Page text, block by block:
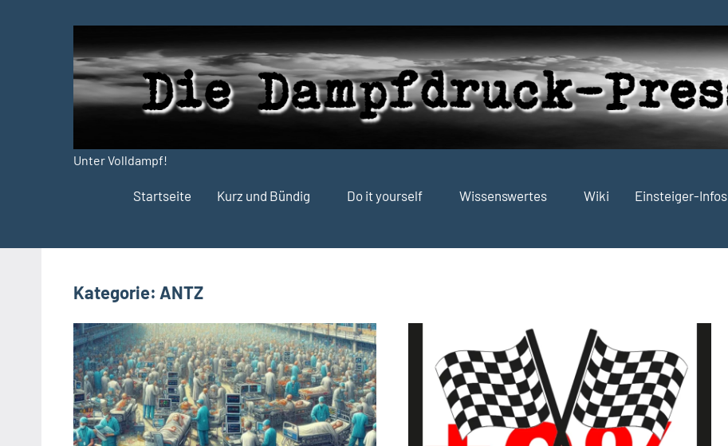
Presse
Unter Volldampf!
Startseite Kurz und Bündig Do it yourself Wissenswertes Wiki Einsteiger-Infos
Kategorie: ANTZ